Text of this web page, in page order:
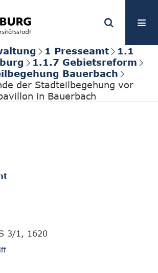
1 Presseamt
1.1
1.1.7 Gebietsreform
Bauerbach
der Stadteilbegehung vor
in Bauerbach
3/1, 1620